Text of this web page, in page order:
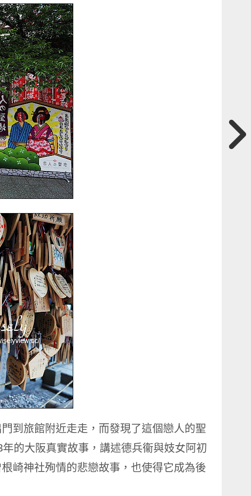
到旅館附近走走，而發現了這個戀人的聖
的大阪真實故事，講述德兵衞與妓女阿初
崎神社殉情的悲戀故事，也使得它成為後